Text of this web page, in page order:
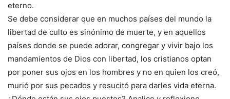
eterno.
Se debe considerar que en muchos países del mundo la
libertad de culto es sinónimo de muerte, y en aquellos
países donde se puede adorar, congregar y vivir bajo los
mandamientos de Dios con libertad, los cristianos optan
por poner sus ojos en los hombres y no en quien los creó,
murió por sus pecados y resucitó para darles vida eterna.